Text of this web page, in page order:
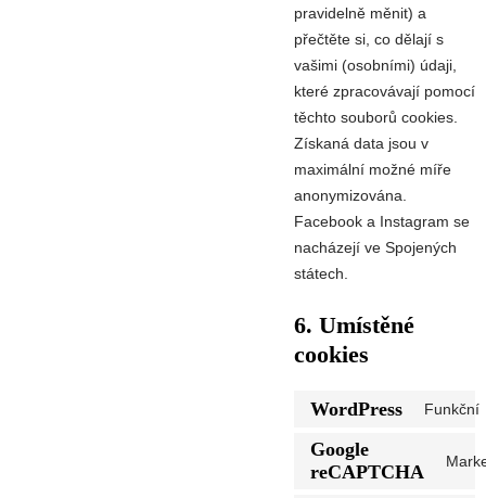
pravidelně měnit) a
přečtěte si, co dělají s
vašimi (osobními) údaji,
které zpracovávají pomocí
těchto souborů cookies.
Získaná data jsou v
maximální možné míře
anonymizována.
Facebook a Instagram se
nacházejí ve Spojených
státech.
6. Umístěné
cookies
WordPress Funkční
Google
reCAPTCHA